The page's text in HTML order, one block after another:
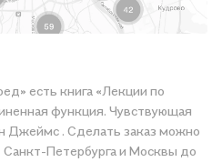
есть книга «Лекции по
функция. Чувствующая
Джеймс . Сделать заказ можно
Санкт-Петербурга и Москвы до